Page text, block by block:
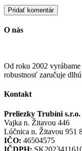
O nás
Od roku 2002
robustnosť zaručuje
Kontakt
Preliezky Trubíni s.r.o.
Vajka n. Žitavou 446
Lúčnica n. Žitavou 951
IČO: 46504575
IČDPH: